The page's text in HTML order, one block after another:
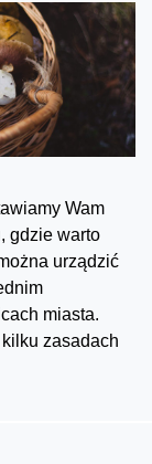
Wam
gdzie warto
urządzić
miasta.
zasadach